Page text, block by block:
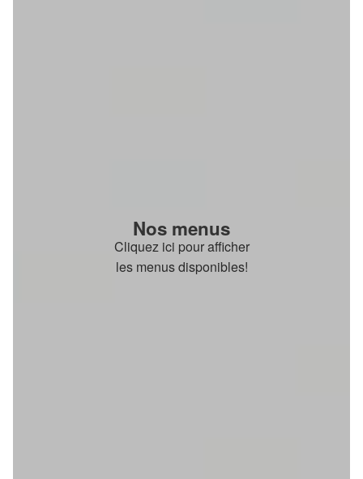
Nos menus
Cliquez ici pour afficher
les menus disponibles!